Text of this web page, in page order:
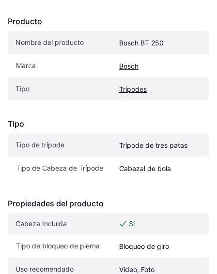
Producto
Nombre del producto Bosch BT 250
Marca Bosch
Tipo Trípodes
Tipo
Tipo de trípode Trípode de tres patas
Tipo de Cabeza de Trípode Cabezal de bola
Propiedades del producto
Cabeza Incluida Sí
Tipo de bloqueo de pierna Bloqueo de giro
Uso recomendado Video, Foto